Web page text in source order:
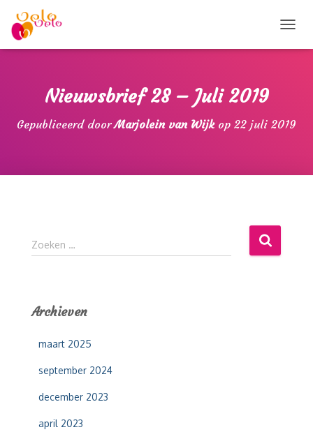
O
A
Nieuwsbrief 28 – Juli 2019
Gepubliceerd doorMarjolein van Wijkop 22 juli 2019
Z
o
n
Zoeken …
Archieven
maart 2025
september 2024
december 2023
april 2023